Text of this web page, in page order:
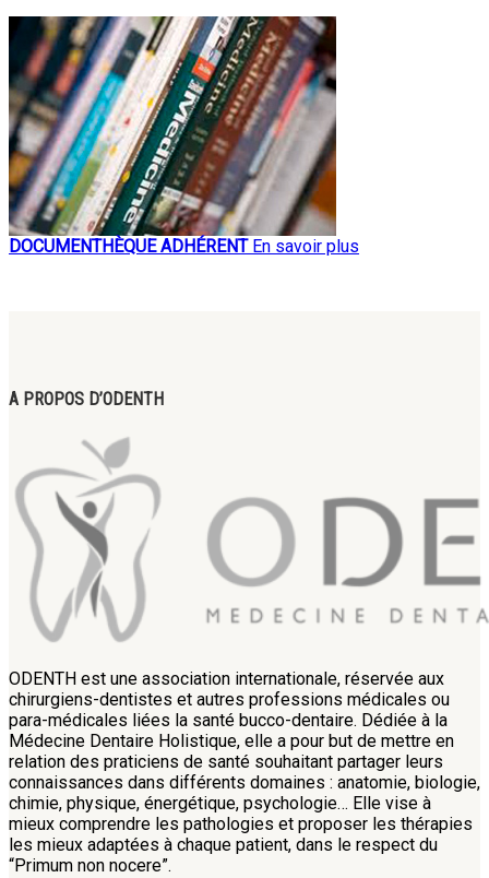
DOCUMENTHÈQUE ADHÉRENT En savoir plus
A PROPOS D’ODENTH
ODENTH est une association internationale, réservée aux
chirurgiens-dentistes et autres professions médicales ou
para-médicales liées la santé bucco-dentaire. Dédiée à la
Médecine Dentaire Holistique, elle a pour but de mettre en
relation des praticiens de santé souhaitant partager leurs
connaissances dans différents domaines : anatomie, biologie,
chimie, physique, énergétique, psychologie… Elle vise à
mieux comprendre les pathologies et proposer les thérapies
les mieux adaptées à chaque patient, dans le respect du
“Primum non nocere”.